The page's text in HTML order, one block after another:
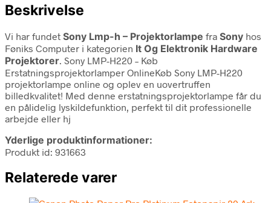
Beskrivelse
Vi har fundet Sony Lmp-h – Projektorlampe fra Sony hos
Føniks Computer i kategorien It Og Elektronik Hardware
Projektorer. Sony LMP-H220 – Køb
Erstatningsprojektorlamper OnlineKøb Sony LMP-H220
projektorlampe online og oplev en uovertruffen
billedkvalitet! Med denne erstatningsprojektorlampe får du
en pålidelig lyskildefunktion, perfekt til dit professionelle
arbejde eller hj
Yderlige produktinformationer:
Produkt id: 931663
Relaterede varer